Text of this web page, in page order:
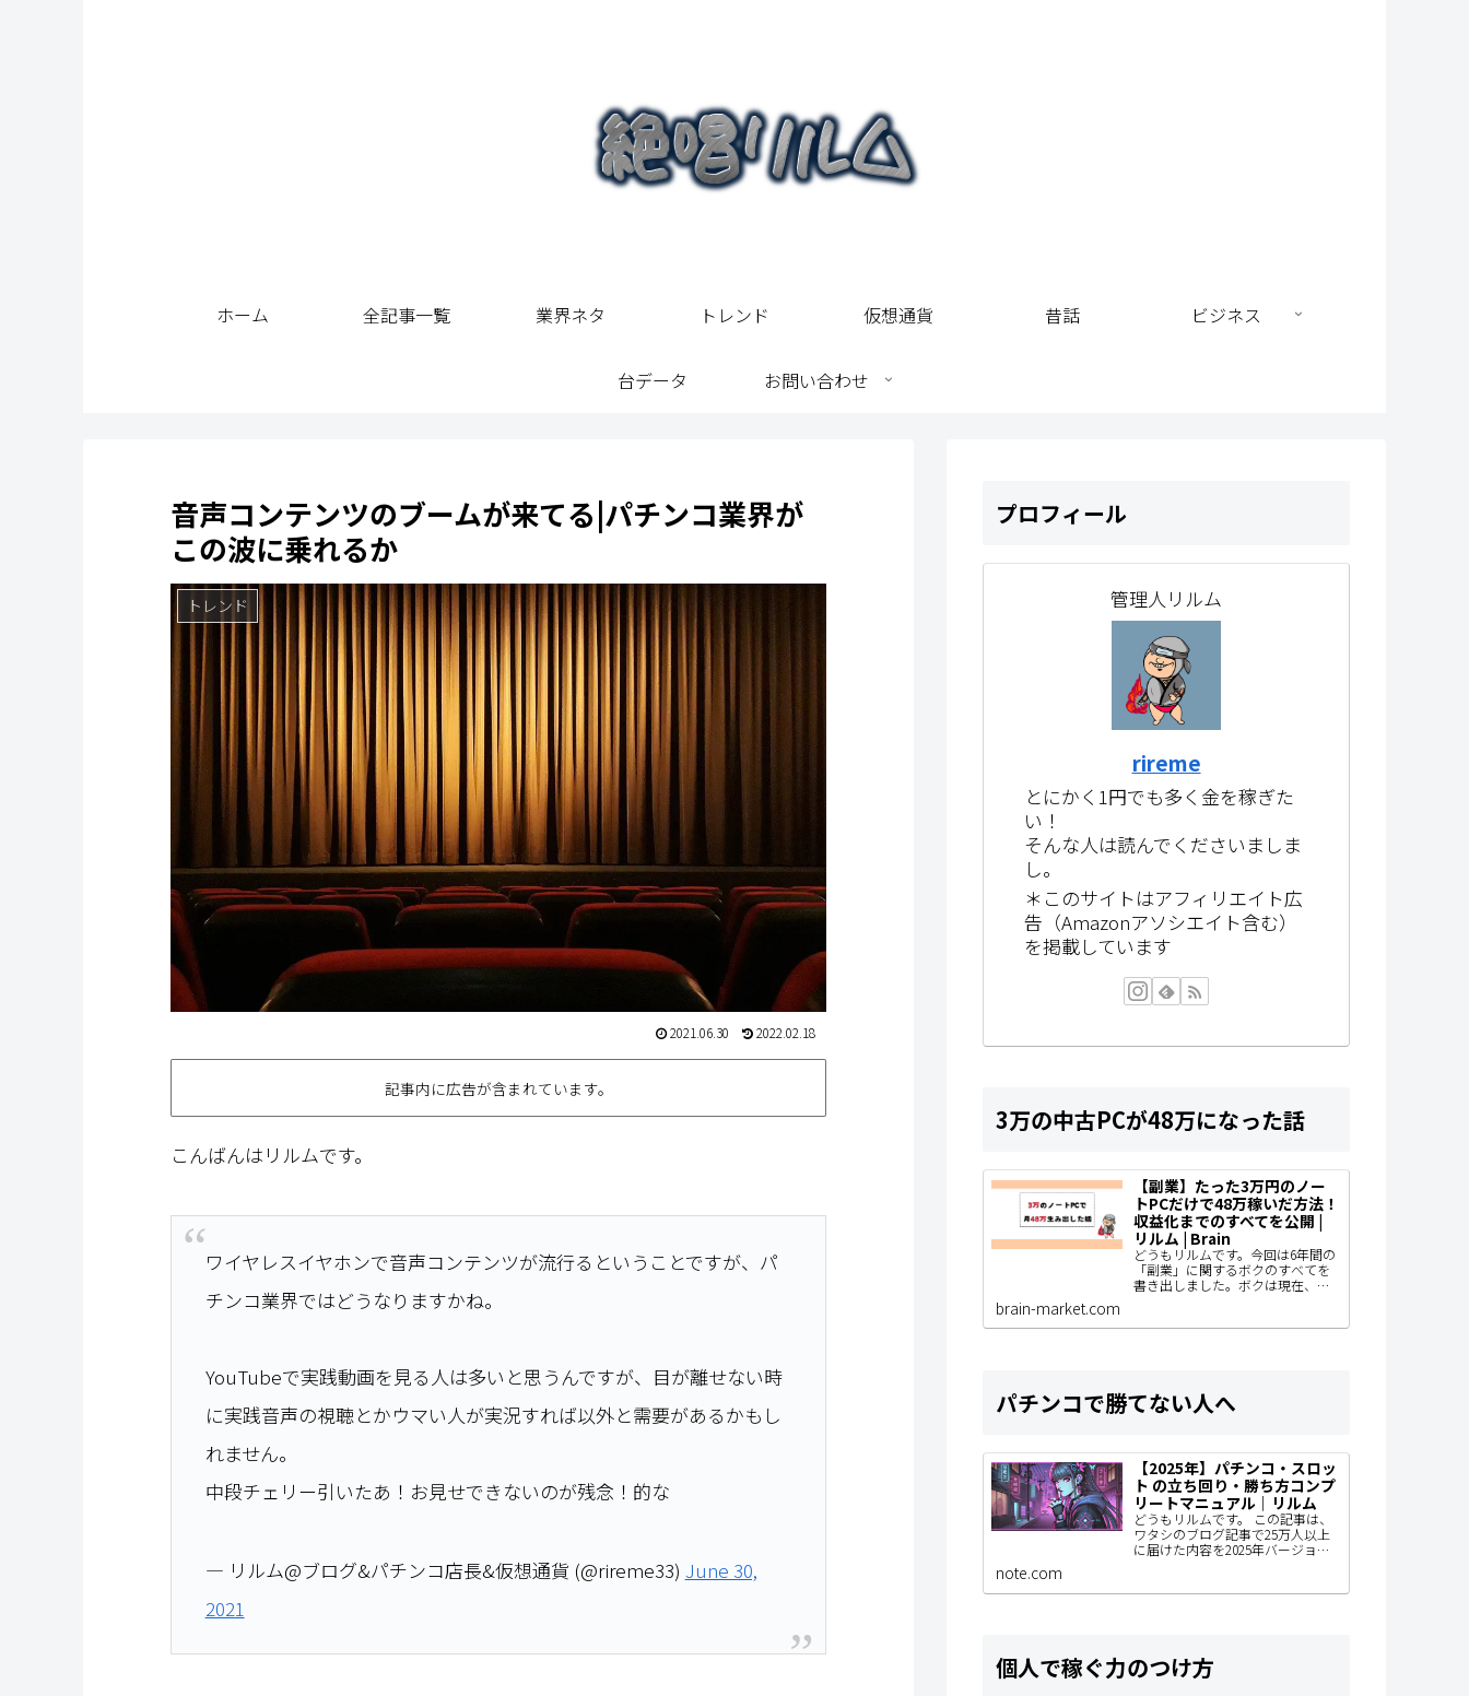
ホーム 全記事一覧 業界ネタ トレンド 仮想通貨 昔話 ビジネス
台データ お問い合わせ
音声コンテンツのブームが来てる|パチンコ業界が
この波に乗れるか
トレンド
2021.06.30 2022.02.18
記事内に広告が含まれています。
こんばんはリルムです。
ワイヤレスイヤホンで音声コンテンツが流行るということですが、パ
チンコ業界ではどうなりますかね。
YouTubeで実践動画を見る人は多いと思うんですが、目が離せない時
に実践音声の視聴とかウマい人が実況すれば以外と需要があるかもし
れません。
中段チェリー引いたあ！お見せできないのが残念！的な
— リルム@ブログ&パチンコ店長&仮想通貨 (@rireme33) June 30,
2021
プロフィール
管理人リルム
rireme
とにかく1円でも多く金を稼ぎた
い！
そんな人は読んでくださいましま
し。
＊このサイトはアフィリエイト広
告（Amazonアソシエイト含む）
を掲載しています
3万の中古PCが48万になった話
【副業】たった3万円のノー
トPCだけで48万稼いだ方法！
収益化までのすべてを公開 |
リルム | Brain
どうもリルムです。今回は6年間の
「副業」に関するボクのすべてを
書き出しました。ボクは現在、ブ
ンテンツ販売なども着手している
brain-market.com
パチンコで勝てない人へ
【2025年】パチンコ・スロッ
ト の立ち回り・勝ち方コンプ
リートマニュアル｜リルム
どうもリルムです。 この記事は、
ワタシのブログ記事で25万人以上
に届けた内容を2025年バージョン
見てもらいたい。 きっとあなたの
note.com
個人で稼ぐ力のつけ方